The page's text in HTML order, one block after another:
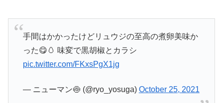
手間はかかったけどリュウジの至高の煮卵美味か
った😋🥚 味変で黒胡椒とカラシ
pic.twitter.com/FKxsPgX1jg
— ニューマン🍥 (@ryo_yosuga) October 25, 2021